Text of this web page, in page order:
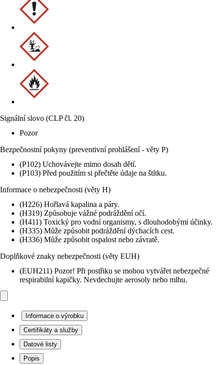
Signální slovo (CLP čl. 20)
Pozor
Bezpečnostní pokyny (preventivní prohlášení - věty P)
(P102) Uchovávejte mimo dosah dětí.
(P103) Před použitím si přečtěte údaje na štítku.
Informace o nebezpečnosti (věty H)
(H226) Hořlavá kapalina a páry.
(H319) Způsobuje vážné podráždění očí.
(H411) Toxický pro vodní organismy, s dlouhodobými účinky.
(H335) Může způsobit podráždění dýchacích cest.
(H336) Může způsobit ospalost nebo závratě.
Doplňkové znaky nebezpečnosti (věty EUH)
(EUH211) Pozor! Při postřiku se mohou vytvářet nebezpečné
respirabilní kapičky. Nevdechujte aerosoly nebo mlhu.
Informace o výrobku
Certifikáty a služby
Datové listy
Popis